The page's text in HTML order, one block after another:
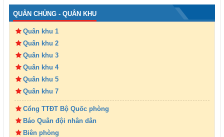
QUÂN CHỦNG - QUÂN KHU
Quân khu 1
Quân khu 2
Quân khu 3
Quân khu 4
Quân khu 5
Quân khu 7
Cổng TTĐT Bộ Quốc phòng
Báo Quân đội nhân dân
Biên phòng